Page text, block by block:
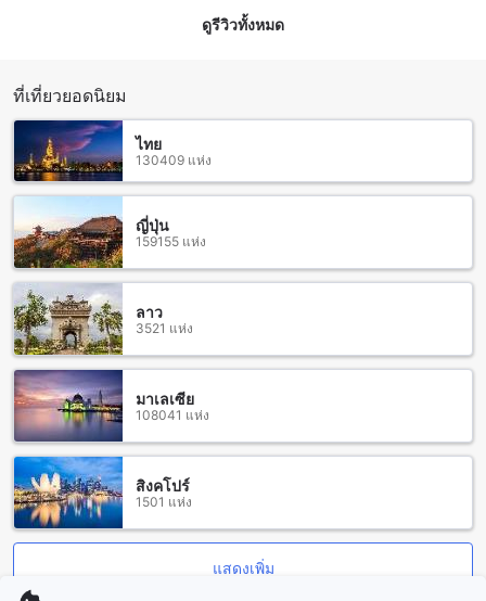
วิธีการเดินทางที่สะดวกที่สุดจากสนามบินสุรินทร์ไปสวนป่า
สามารถติดต่อรถแท็กซี่และแจ้งให้พนักงานรับจ้างรู้ว่าคุณต้องการ
นำทางไปยังที่พักอย่างรวดเร็วและสะดวกสบาย
สถานที่ท่องเที่ยวและแหล่งเรียนรู้ที่ใกล้เคียง สวนป่า รีสอร์ท (SHA
Extra Plus)
สวนป่า รีสอร์ท (SHA Extra Plus) เป็นที่พักที่ตั้งอยู่ใกล้กับหลาย
สถานที่ท่องเที่ยวและแหล่งเรียนรู้ที่น่าสนใจในเมืองสุรินทร์ ใน
ระยะทางไม่ไกลจากสถานที่พัก คุณสามารถเดินทางไปเยี่ยมชม
ศูนย์ฝึกกอล์ฟค่ายวีรวัฒน์โยธิน ซึ่งเป็นสถานที่ที่คุณสามารถฝึกฝน
ทักษะการเล่นกอล์ฟได้ และสนุกไปกับการเล่นกอล์ฟอย่างมืออาชีพ
นอกจากนี้ยังมีพิพิธภัณฑ์แห่งชาติสุรินทร์ที่เป็นแหล่งรวบรวม
ศิลปะและวัฒนธรรมท้องถิ่นของสุรินทร์ ที่นี่คุณสามารถเรียนรู้
เกี่ยวกับประวัติศาสตร์และวัฒนธรรมของชาวสุรินทร์ได้อย่างลึก
ซึ้ง
นอกจากนี้ยังมีสนามกีฬาศรีณรงค์ที่เป็นสถานที่ที่คุณสามารถเล่น
กีฬาและออกกำลังกายได้อย่างสนุกสนาน และห้วยเสนงที่เป็น
แหล่งท่องเที่ยวที่งดงามและเงียบสงบ เหมาะสำหรับการพักผ่อน
และสัมผัสกับธรรมชาติในสุรินทร์
สถานีรถไฟสุรินทร์: สวนป่า รีสอร์ท (SHA Extra Plus) ใกล้สถานี
ดูรีวิวทั้งหมด
ที่เที่ยวยอดนิยม
ไทย
130409 แห่ง
ญี่ปุ่น
159155 แห่ง
ลาว
3521 แห่ง
มาเลเซีย
108041 แห่ง
สิงคโปร์
1501 แห่ง
แสดงเพิ่ม